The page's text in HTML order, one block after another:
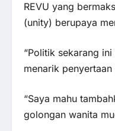
REVU yang
(unity) berupaya
“Politik sekarang
menarik
“Saya mahu
golongan wanita